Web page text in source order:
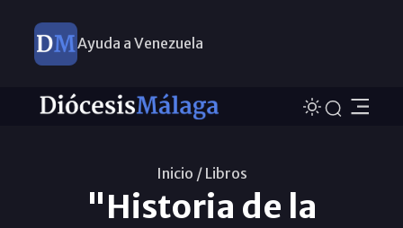
Ayuda a Venezuela
Inicio / Libros
"Historia de la